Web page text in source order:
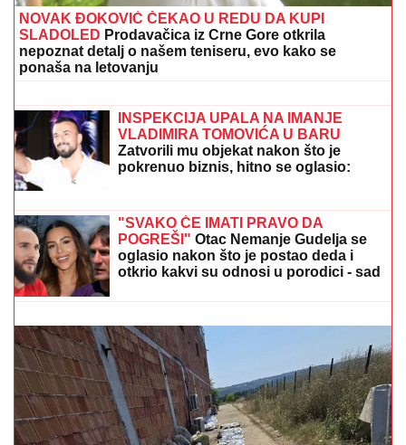
NOVAK ĐOKOVIĆ ČEKAO U REDU DA KUPI
SLADOLED Prodavačica iz Crne Gore otkrila
nepoznat detalj o našem teniseru, evo kako se
ponaša na letovanju
TURISTIČKOM REGIONU:Nekoliko
ljudi ostalo zarobljeno u planinarskom
domu, vetar nosi sve pred sobom
Zatvorili mu objekat nakon što je
pokrenuo biznis, hitno se oglasio:
"Imamo zabranu"